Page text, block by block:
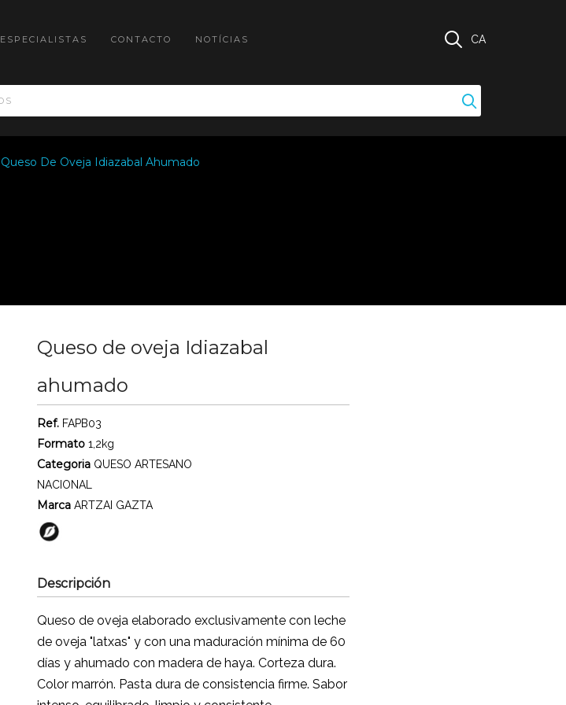
ESPECIALISTAS CONTACTO NOTÍCIAS CA
Queso De Oveja Idiazabal Ahumado
Queso de oveja Idiazabal
ahumado
Ref. FAPB03
Formato 1,2kg
Categoria QUESO ARTESANO
NACIONAL
Marca ARTZAI GAZTA
Descripción
Queso de oveja elaborado exclusivamente con leche
de oveja "latxas" y con una maduración mínima de 60
días y ahumado con madera de haya. Corteza dura.
Color marrón. Pasta dura de consistencia firme. Sabor